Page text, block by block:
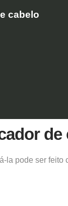
cabelo
de
la pode ser feito